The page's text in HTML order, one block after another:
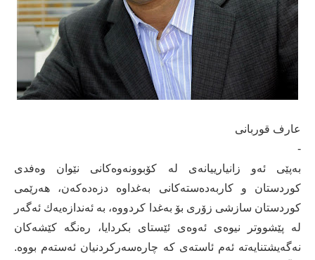
عارف قوربانی
-
به‌پێی ئه‌و زانیارییانه‌ی له‌ كۆبوونه‌وه‌كانی نێوان وه‌فدی
كوردستان و كاربه‌ده‌سته‌كانی به‌غداوه‌ دزه‌ده‌كه‌ن، هه‌رێمی
كوردستان سازشی زۆری بۆ به‌غدا كردووه‌، به‌ ئه‌ندازه‌یه‌ك ئه‌گه‌ر
له‌ پێشووتر نیوه‌ی ئه‌وه‌ی ئێستای بكردایا، ره‌نگه‌ كێشه‌كان
نه‌گه‌یشتنایه‌ته‌ ئه‌م ئاسته‌ی كه‌ چاره‌سه‌ركردنیان ئه‌سته‌م بووه‌.